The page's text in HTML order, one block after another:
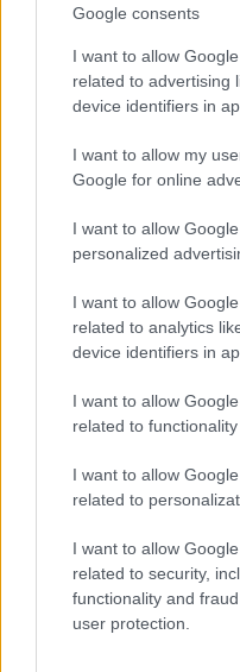
Google consents
I want to allow
related to advertising
device identifiers in
I want to allow my
Google for online
I want to allow
personalized
I want to allow
related to analytics
device identifiers in
I want to allow
related to
I want to allow
related to
I want to allow
related to security,
functionality and
user protection.
Eldőlt: Edzőt
meglepetés is,
A Csakfoci információi
vezetőedző nem
Itt állíthatod
között legyen
Tetszett a